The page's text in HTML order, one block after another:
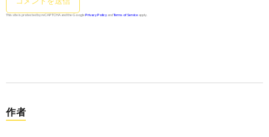
This site is protected by reCAPTCHA and the GooglePrivacy Policy andTerms of Service apply.
作者